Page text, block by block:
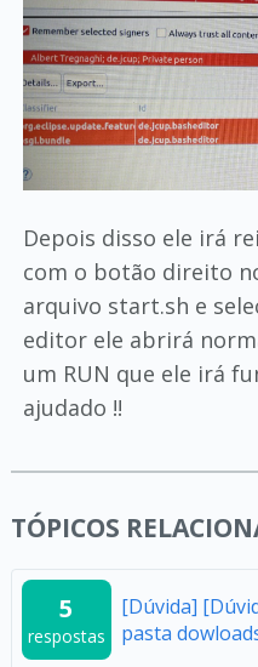
Depois disso ele irá
com o botão direito
arquivo start.sh e
editor ele abrirá
um RUN que ele irá
ajudado !!
TÓPICOS
5
respostas
[Dúvida]
pasta